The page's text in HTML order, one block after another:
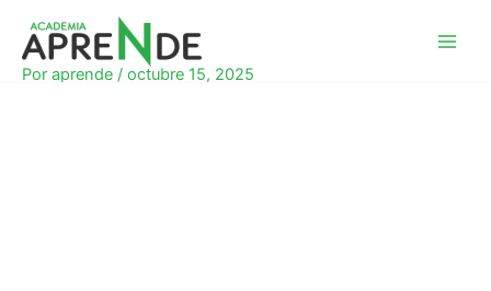
contenido
Por aprende / octubre 15, 2025